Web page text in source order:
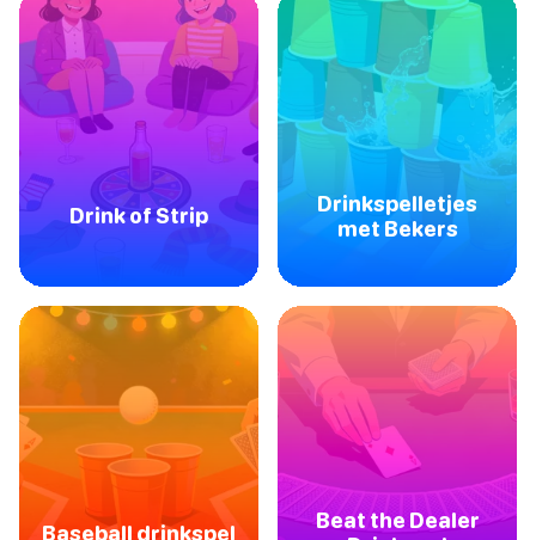
Drink of Strip
Drinkspelletjes
met Bekers
Baseball drinkspel
Beat the Dealer